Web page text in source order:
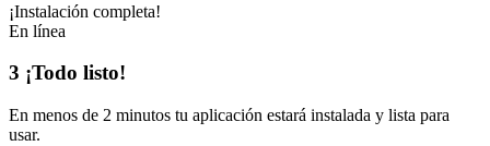
¡Instalación completa!
En línea
3 ¡Todo listo!
En menos de 2 minutos tu aplicación estará instalada y lista para
usar.